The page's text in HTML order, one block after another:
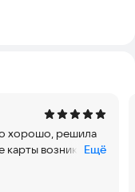
шаги, по
и наказаний
хорошо, решила
карты возниклиЕщё